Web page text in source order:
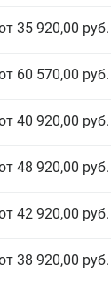
35 920,00 руб.
60 570,00 руб.
40 920,00 руб.
48 920,00 руб.
42 920,00 руб.
38 920,00 руб.